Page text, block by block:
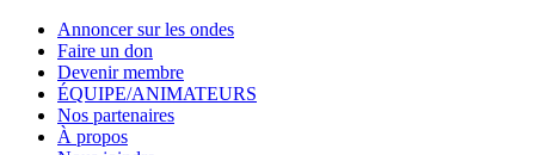
Annoncer sur les ondes
Faire un don
Devenir membre
ÉQUIPE/ANIMATEURS
Nos partenaires
À propos